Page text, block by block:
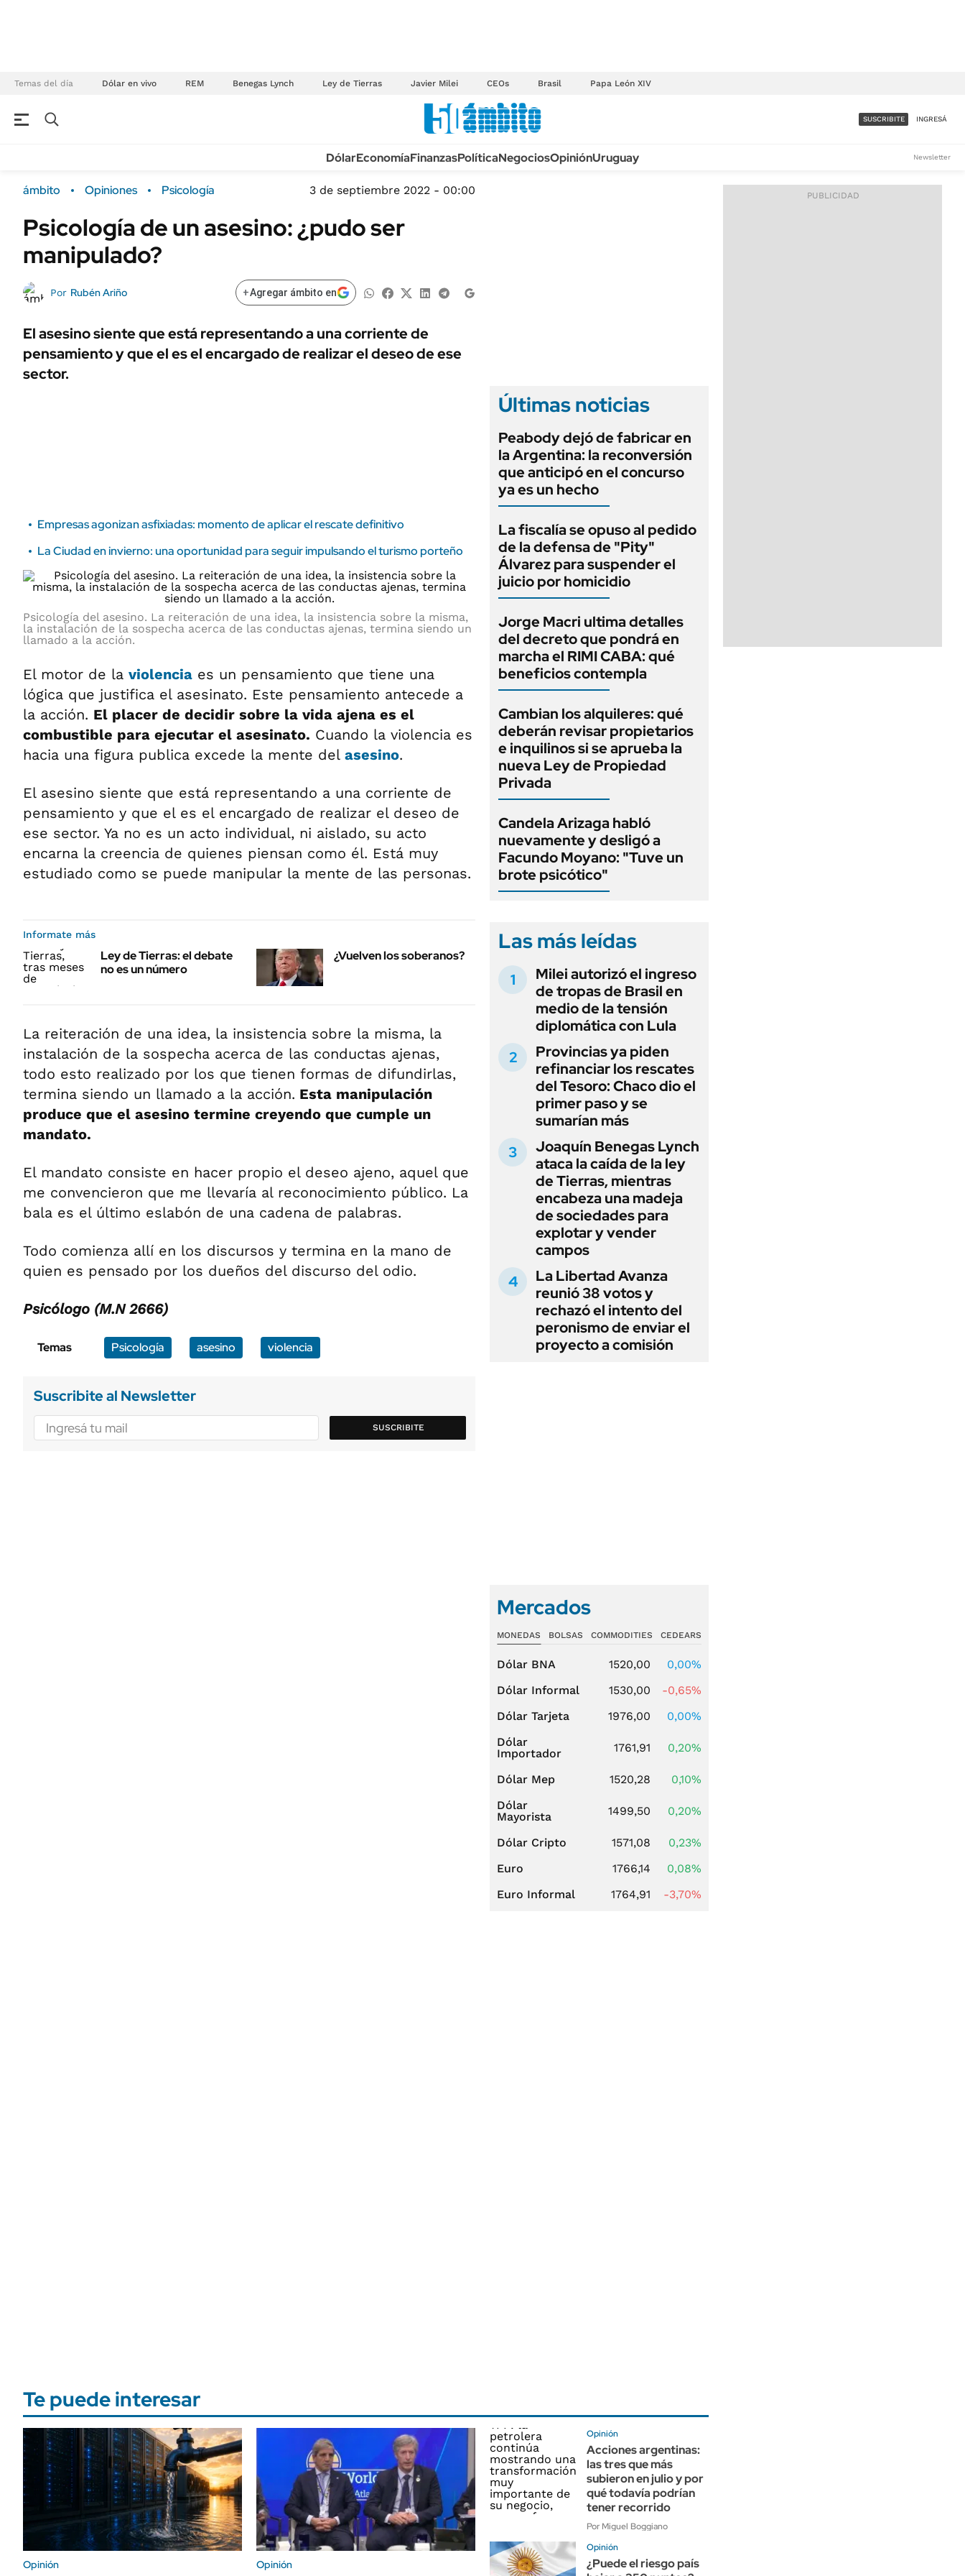
Temas del día Dólar en vivo REM Benegas Lynch Ley de Tierras Javier Milei CEOs Brasil Papa León XIV
Campo
FINANZAS
Mercados
ÁMBITO DEBATE
MEDIAKIT AMBITO DEBATE
Real Estate
Sustentabilidad
POLÍTICA
Municipios
TECNOLOGÍA
MÉXICO
MUNDO
LIFESTYLE
AUTOS
ACCESO FULL - $1.800/MES
SUSCRIBITE INGRESÁ
DólarEconomíaFinanzasPolíticaNegociosOpiniónUruguay Newsletter
ámbito Opiniones Psicología 3 de septiembre 2022 - 00:00
Psicología de un asesino: ¿pudo ser
manipulado?
Por Rubén Ariño +Agregar ámbito en
El asesino siente que está representando a una corriente de
pensamiento y que el es el encargado de realizar el deseo de ese
sector.
Empresas agonizan asfixiadas: momento de aplicar el rescate definitivo
La Ciudad en invierno: una oportunidad para seguir impulsando el turismo porteño
Psicología del asesino. La reiteración de una idea, la insistencia sobre la misma,
la instalación de la sospecha acerca de las conductas ajenas, termina siendo un
llamado a la acción.
El motor de la violencia es un pensamiento que tiene una
lógica que justifica el asesinato. Este pensamiento antecede a
la acción. El placer de decidir sobre la vida ajena es el
combustible para ejecutar el asesinato. Cuando la violencia es
hacia una figura publica excede la mente del asesino.
El asesino siente que está representando a una corriente de
pensamiento y que el es el encargado de realizar el deseo de
ese sector. Ya no es un acto individual, ni aislado, su acto
encarna la creencia de quienes piensan como él. Está muy
estudiado como se puede manipular la mente de las personas.
Informate más
Ley de Tierras: el debate
no es un número
¿Vuelven los soberanos?
La reiteración de una idea, la insistencia sobre la misma, la
instalación de la sospecha acerca de las conductas ajenas,
todo esto realizado por los que tienen formas de difundirlas,
termina siendo un llamado a la acción. Esta manipulación
produce que el asesino termine creyendo que cumple un
mandato.
El mandato consiste en hacer propio el deseo ajeno, aquel que
me convencieron que me llevaría al reconocimiento público. La
bala es el último eslabón de una cadena de palabras.
Todo comienza allí en los discursos y termina en la mano de
quien es pensado por los dueños del discurso del odio.
Psicólogo (M.N 2666)
Temas Psicología asesino violencia
Suscribite al Newsletter
SUSCRIBITE
Últimas noticias
Peabody dejó de fabricar en
la Argentina: la reconversión
que anticipó en el concurso
ya es un hecho
La fiscalía se opuso al pedido
de la defensa de "Pity"
Álvarez para suspender el
juicio por homicidio
Jorge Macri ultima detalles
del decreto que pondrá en
marcha el RIMI CABA: qué
beneficios contempla
Cambian los alquileres: qué
deberán revisar propietarios
e inquilinos si se aprueba la
nueva Ley de Propiedad
Privada
Candela Arizaga habló
nuevamente y desligó a
Facundo Moyano: "Tuve un
brote psicótico"
Las más leídas
Milei autorizó el ingreso
de tropas de Brasil en
medio de la tensión
diplomática con Lula
Provincias ya piden
refinanciar los rescates
del Tesoro: Chaco dio el
primer paso y se
sumarían más
Joaquín Benegas Lynch
ataca la caída de la ley
de Tierras, mientras
encabeza una madeja
de sociedades para
explotar y vender
campos
La Libertad Avanza
reunió 38 votos y
rechazó el intento del
peronismo de enviar el
proyecto a comisión
Mercados
MONEDAS BOLSAS COMMODITIES CEDEARS
Dólar BNA 1520,00
0,00%
Dólar Informal
1530,00
-0,65%
Dólar Tarjeta
1976,00
0,00%
Dólar
Importador
1761,91 0,20%
Dólar Mep 1520,28
0,10%
Dólar
Mayorista
1499,50 0,20%
Dólar Cripto 1571,08
0,23%
Euro
1766,14
0,08%
Euro Informal
1764,91 -3,70%
Te puede interesar
Opinión Opinión
Opinión
Acciones argentinas:
las tres que más
subieron en julio y por
qué todavía podrían
tener recorrido
Por Miguel Boggiano
Opinión
¿Puede el riesgo país